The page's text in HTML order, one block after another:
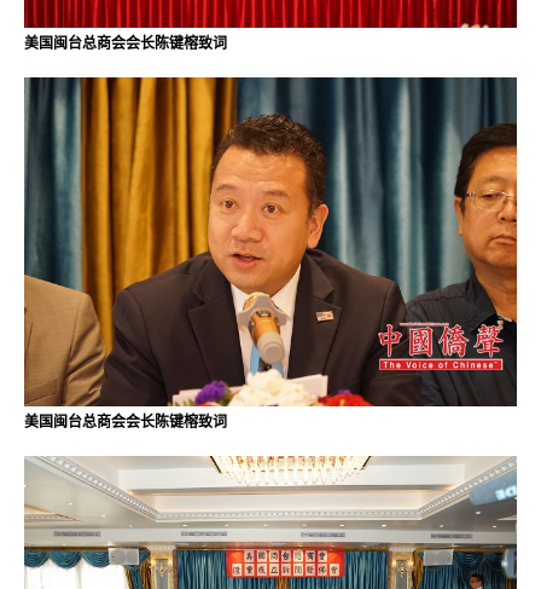
美国闽台总商会会长陈键榕致词
美国闽台总商会会长陈键榕致词